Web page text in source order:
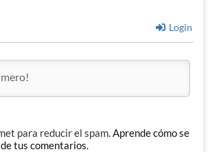
Login
para reducir el spam.Aprende cómo se
tus comentarios.